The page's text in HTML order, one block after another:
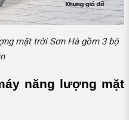
mặt trời Sơn Hà gồm 3 bộ
năng lượng mặt